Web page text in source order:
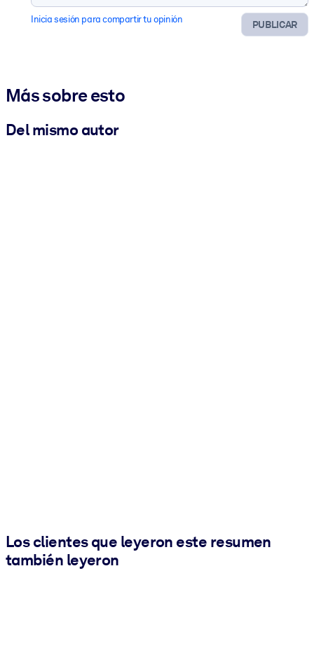
PUBLICAR
Inicia sesión para compartir tu opinión
Más sobre esto
Del mismo autor
Los clientes que leyeron este resumen
también leyeron